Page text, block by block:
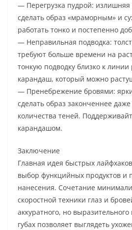
— Перегрузка пудрой:
сделать образ «мраморным» и
работать тонко и постепенно
— Неправильная подводка:
требуют больше времени на
тонкую подводку близко к
карандаш, который можно
— Пренебрежение бровями:
сделать образ законченнее
количества теней.
карандашом.
Заключение
Главная идея быстрых
выбор функцийных продуктов и
нанесения. Сочетание
скоростной техники глаз и
аккуратного, но
губах позволяет выглядеть